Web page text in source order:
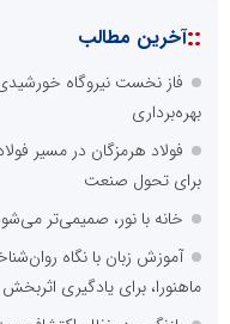
::آخرین مطالب
فاز نخست نیروگاه
بهره‌برداری
فولاد هرمزگان در مسیر
برای تحول صنعت
خانه با نور، صمیمی‌تر
آموزش زبان با نگاه
ماهنورا، برای یادگیری اثربخش